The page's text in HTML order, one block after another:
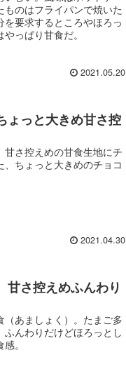
のはフライパンで焼いた
要求するところやほろっ
っぱり甘食だ。
2021.05.20
ょっと大きめ甘さ控
さ控えめの甘食生地にチ
ちょっと大きめのチョコ
2021.04.30
甘さ控えめふんわり
あましょく）。たまご多
んわりだけどほろっとし
。